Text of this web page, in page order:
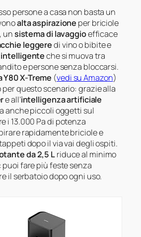
persone a casa non basta un
alta aspirazione per briciole
unsistema di lavaggioefficace
leggeredi vino o bibite e
che si muova tra
e persone senza bloccarsi.
X-Treme (vedi su Amazon)
questo scenario: grazie alla
e all’intelligenza artificiale
anche piccoli oggetti sul
i 13.000 Pa di potenza
rapidamente briciole e
dopo il via vai degli ospiti.
da 2,5 Lriduce al minimo
fare più feste senza
il serbatoio dopo ogni uso.